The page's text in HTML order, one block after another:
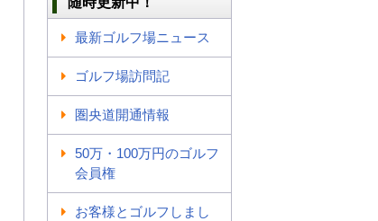
最新ゴルフ場ニュース
ゴルフ場訪問記
圏央道開通情報
50万・100万円のゴルフ
会員権
お客様とゴルフしまし